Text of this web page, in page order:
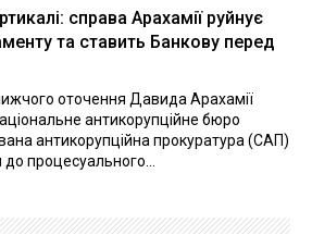
справа Арахамії руйнує
та ставить Банкову перед
оточення Давида Арахамії
антикорупційне бюро
антикорупційна прокуратура (САП)
процесуального...